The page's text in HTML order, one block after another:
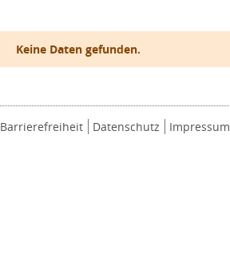
Keine Daten gefunden.
Barrierefreiheit Datenschutz Impressum